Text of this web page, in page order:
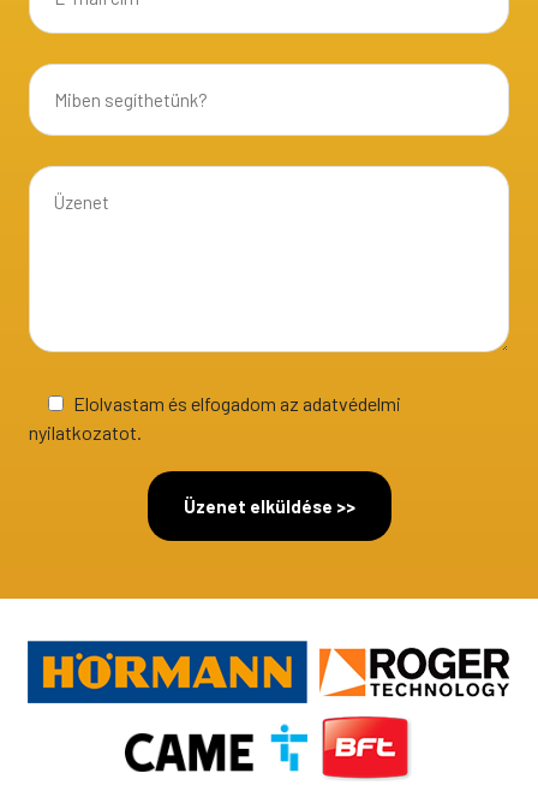
Elolvastam és elfogadom az adatvédelmi
nyilatkozatot.